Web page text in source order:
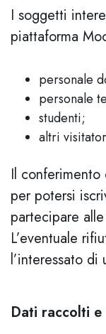
I soggetti
piattaforma
personale
personale
studenti;
altri
Il
per potersi
partecipare
L’eventuale
l’interessato di
Dati raccolti